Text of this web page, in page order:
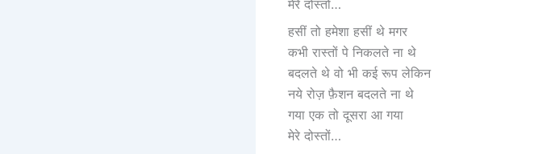
मेरे दोस्तों…
हसीं तो हमेशा हसीं थे मगर
कभी रास्तों पे निकलते ना थे
बदलते थे वो भी कई रूप लेकिन
नये रोज़ फ़ैशन बदलते ना थे
गया एक तो दूसरा आ गया
मेरे दोस्तों…